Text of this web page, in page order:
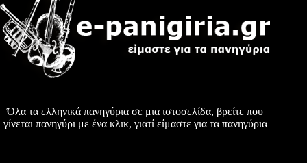
Όλα τα ελληνικά πανηγύρια σε μια ιστοσελίδα, βρείτε που
γίνεται πανηγύρι με ένα κλικ, γιατί είμαστε για τα πανηγύρια